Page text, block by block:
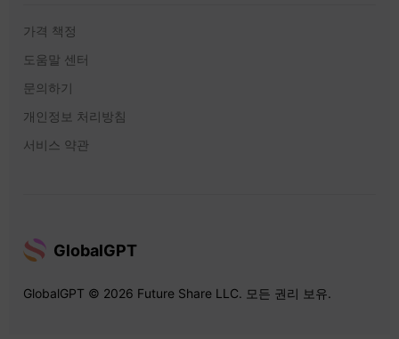
가격 책정
도움말 센터
문의하기
개인정보 처리방침
서비스 약관
GlobalGPT
GlobalGPT © 2026 Future Share LLC. 모든 권리 보유.